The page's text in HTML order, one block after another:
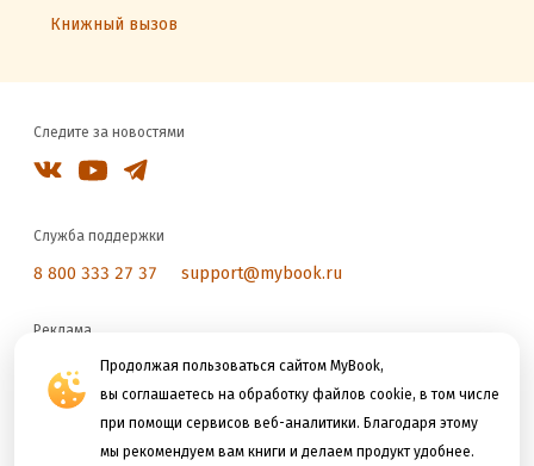
Продолжая пользоваться сайтом MyBook,
вы соглашаетесь на обработку файлов cookie, в том числе
при помощи сервисов веб-аналитики. Благодаря этому
мы рекомендуем вам книги и делаем продукт удобнее.
Книжный вызов
Следите за новостями
Служба поддержки
8 800 333 27 37 support@mybook.ru
Реклама
reklama@litres.ru
Мы принимаем к оплате